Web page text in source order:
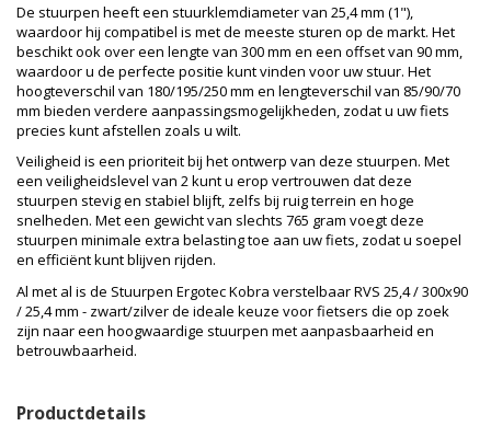
De stuurpen heeft een stuurklemdiameter van 25,4 mm (1"),
waardoor hij compatibel is met de meeste sturen op de markt. Het
beschikt ook over een lengte van 300 mm en een offset van 90 mm,
waardoor u de perfecte positie kunt vinden voor uw stuur. Het
hoogteverschil van 180/195/250 mm en lengteverschil van 85/90/70
mm bieden verdere aanpassingsmogelijkheden, zodat u uw fiets
precies kunt afstellen zoals u wilt.
Veiligheid is een prioriteit bij het ontwerp van deze stuurpen. Met
een veiligheidslevel van 2 kunt u erop vertrouwen dat deze
stuurpen stevig en stabiel blijft, zelfs bij ruig terrein en hoge
snelheden. Met een gewicht van slechts 765 gram voegt deze
stuurpen minimale extra belasting toe aan uw fiets, zodat u soepel
en efficiënt kunt blijven rijden.
Al met al is de Stuurpen Ergotec Kobra verstelbaar RVS 25,4 / 300x90
/ 25,4 mm - zwart/zilver de ideale keuze voor fietsers die op zoek
zijn naar een hoogwaardige stuurpen met aanpasbaarheid en
betrouwbaarheid.
Productdetails